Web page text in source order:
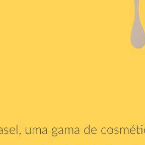
uma gama de